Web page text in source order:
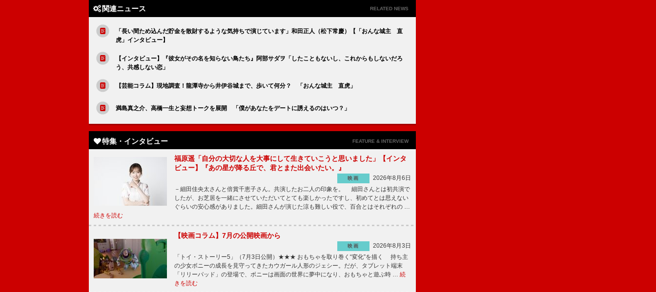
関連ニュース RELATED NEWS
「長い間ため込んだ貯金を散財するような気持ちで演じています」和田正人（松下常慶）【「おんな城主 直
虎」インタビュー】
【インタビュー】『彼女がその名を知らない鳥たち』阿部サダヲ「したこともないし、これからもしないだろ
う、共感しない恋」
【芸能コラム】現地調査！龍潭寺から井伊谷城まで、歩いて何分？ 「おんな城主 直虎」
満島真之介、高橋一生と妄想トークを展開 「僕があなたをデートに誘えるのはいつ？」
特集・インタビュー FEATURE & INTERVIEW
福原遥「自分の大切な人を大事にして生きていこうと思いました」【インタ
ビュー】『あの星が降る丘で、君とまた出会いたい。』
映画
2026年8月6日
－細田佳央太さんと倍賞千恵子さん。共演したお二人の印象を。 細田さんとは初共演で
したが、お芝居を一緒にさせていただいてとても楽しかったですし、初めてとは思えない
ぐらいの安心感がありました。細田さんが演じた涼も難しい役で、百合とはそれぞれの …
続きを読む
【映画コラム】7月の公開映画から
映画
2026年8月3日
「トイ・ストーリー5」（7月3日公開）★★★ おもちゃを取り巻く“変化”を描く 持ち主
の少女ボニーの成長を見守ってきたカウガール人形のジェシー。だが、タブレット端末
「リリーパッド」の登場で、ボニーは画面の世界に夢中になり、おもちゃと遊ぶ時 … 続
きを読む